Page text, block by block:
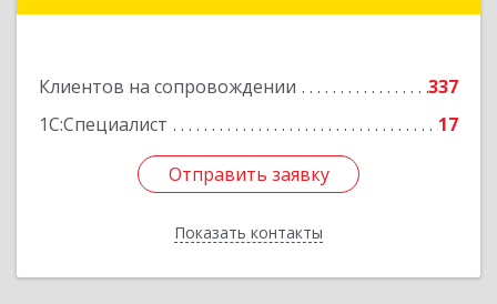
Клиентов на сопровождении
337
1С:Специалист
17
Отправить заявку
Показать контакты
Отправить заявку
Назад